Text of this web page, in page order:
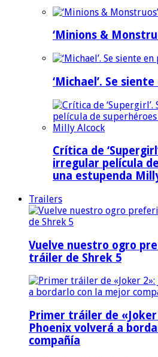
‘Minions &
‘Michael’. Se siente
Crítica de
irregular película
una estupenda
Trailers
Vuelve nuestro ogro
tráiler de Shrek 5
Primer tráiler de «Joker
Phoenix volverá a
compañía